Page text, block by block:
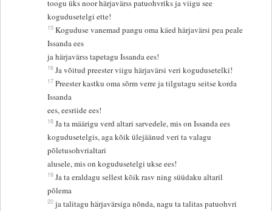
toogu üks noor härjavärss patuohvriks ja viigu see
kogudusetelgi ette!
15 Koguduse vanemad pangu oma käed härjavärsi pea peale
Issanda ees
ja härjavärss tapetagu Issanda ees!
16 Ja võitud preester viigu härjavärsi veri kogudusetelki!
17 Preester kastku oma sõrm verre ja tilgutagu seitse korda
Issanda
ees, eesriide ees!
18 Ja ta määrigu verd altari sarvedele, mis on Issanda ees
kogudusetelgis, aga kõik ülejäänud veri ta valagu
põletusohvrialtari
alusele, mis on kogudusetelgi ukse ees!
19 Ja ta eraldagu sellest kõik rasv ning süüdaku altaril
põlema
20 ja talitagu härjavärsiga nõnda, nagu ta talitas patuohvri